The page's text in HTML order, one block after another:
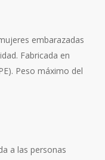
embarazadas
Fabricada en
Peso máximo del
a las personas